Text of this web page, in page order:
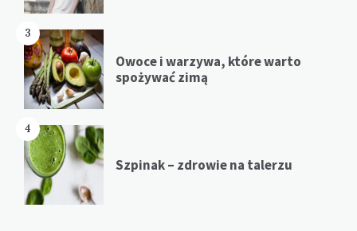
3
Owoce i warzywa, które warto
spożywać zimą
4
Szpinak – zdrowie na talerzu